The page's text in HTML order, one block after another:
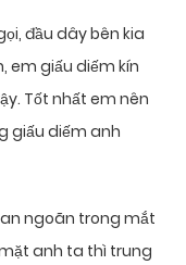
đầu dây bên kia
em giấu diếm kín
Tốt nhất em nên
giấu diếm anh
ngoãn trong mắt
anh ta thì trung